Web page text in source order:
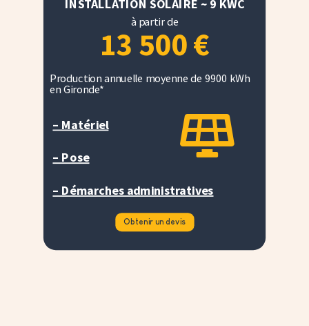
INSTALLATION SOLAIRE ~ 9 KWC
à partir de
13 500€
Production annuelle moyenne de 9900 kWh
en Gironde*

– Matériel
– Pose
– Démarches administratives
Obtenir un devis